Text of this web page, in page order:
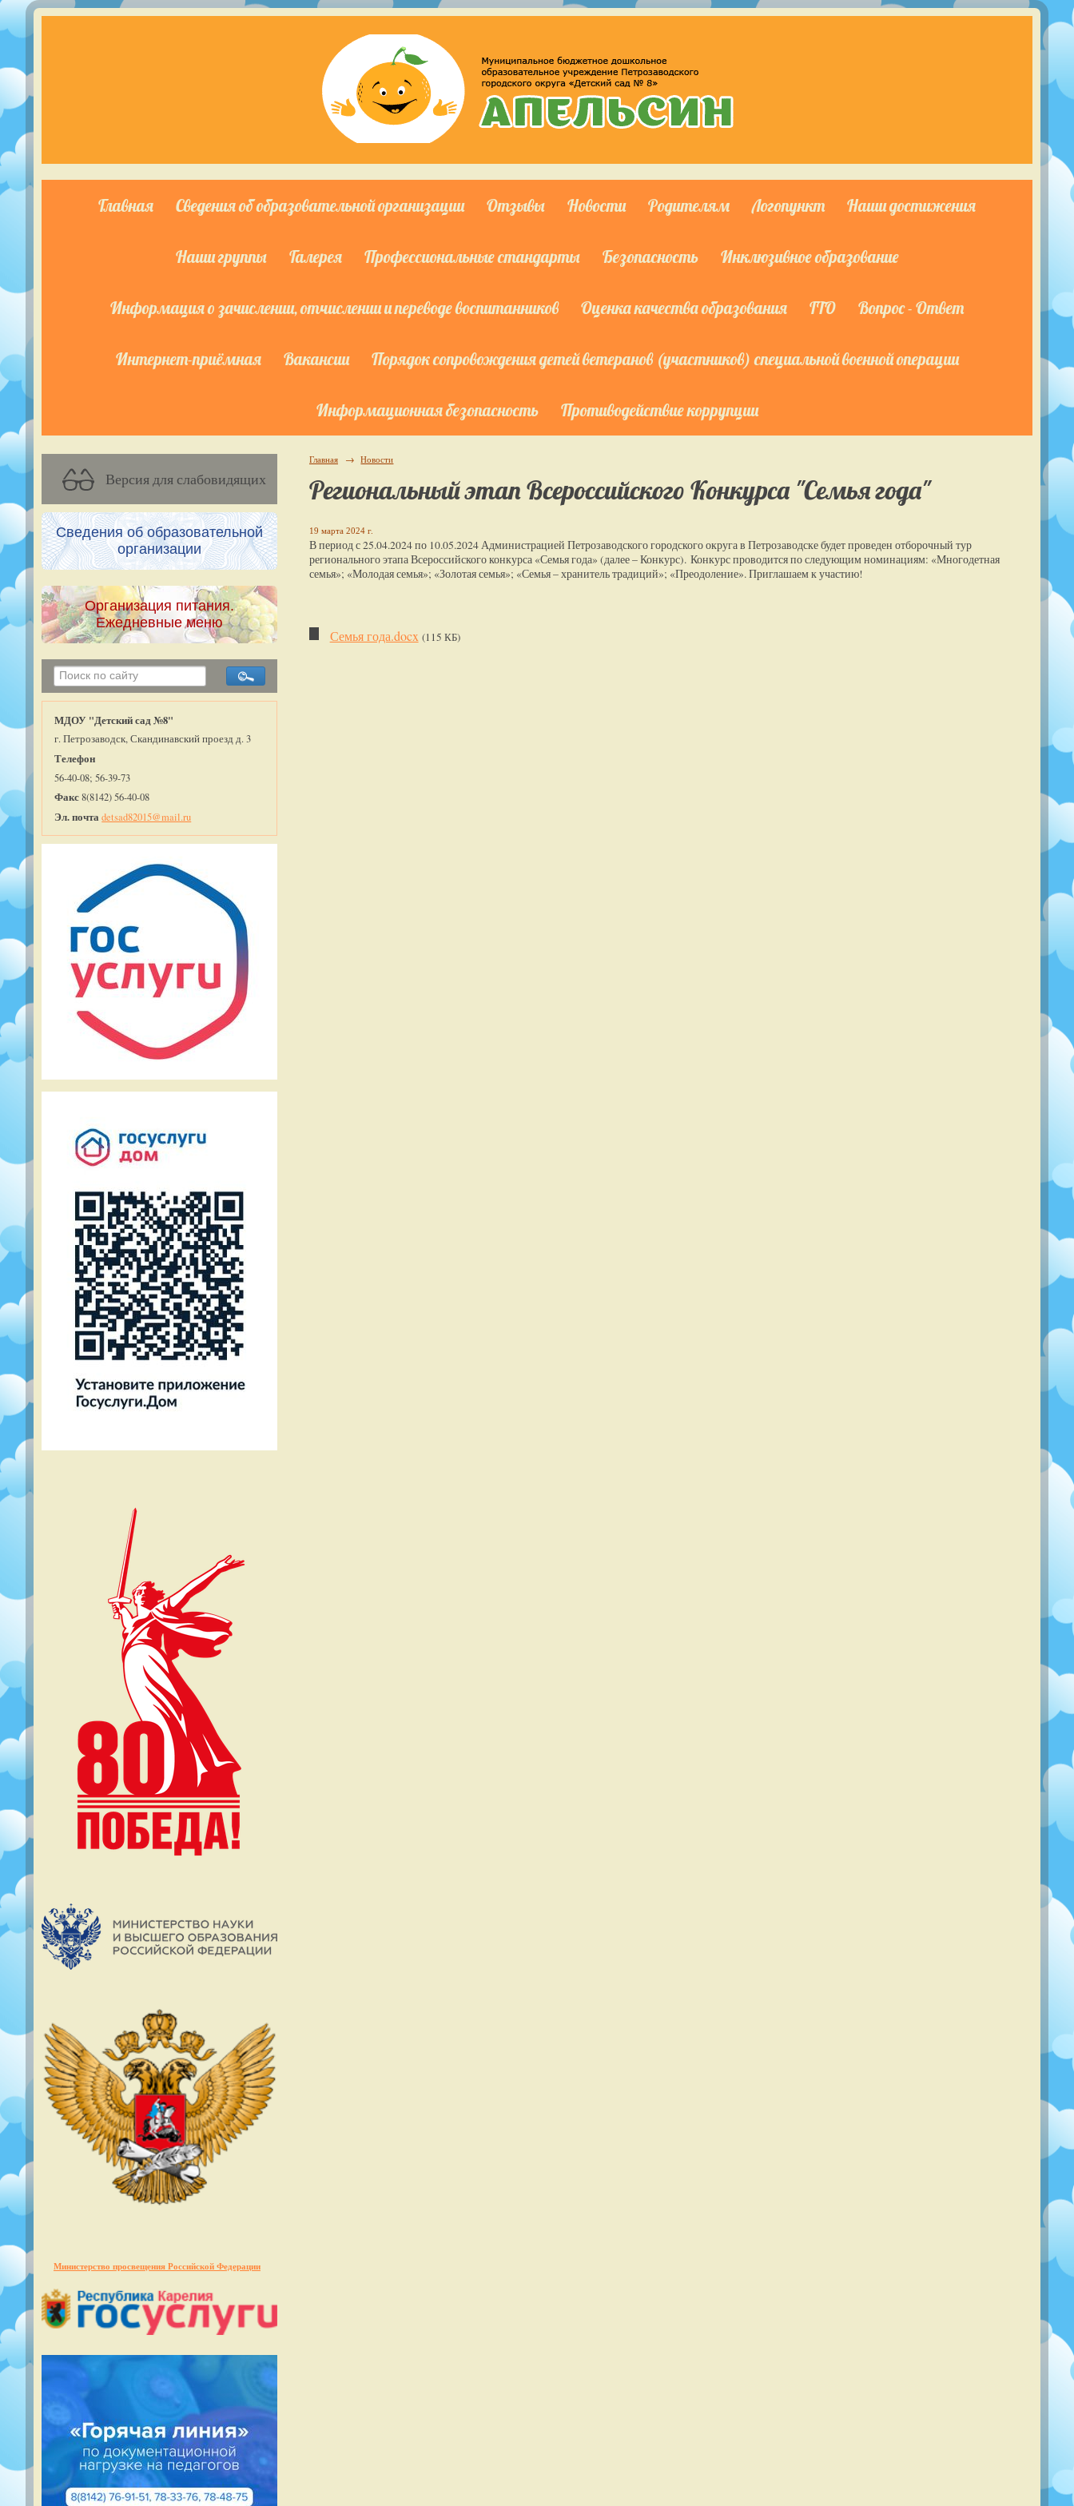
Главная Сведения об образовательной организации Отзывы Новости Родителям Логопункт Наши достижения
Наши группы Галерея Профессиональные стандарты Безопасность Инклюзивное образование
Информация о зачислении, отчислении и переводе воспитанников Оценка качества образования ГТО Вопрос - Ответ
Интернет-приёмная Вакансии Порядок сопровождения детей ветеранов (участников) специальной военной операции
Информационная безопасность Противодействие коррупции
Версия для слабовидящих
Сведения об образовательной
организации
Организация питания.
Ежедневные меню
МДОУ "Детский сад №8"
г. Петрозаводск, Скандинавский проезд д. 3
Телефон
56-40-08; 56-39-73
Факс8(8142) 56-40-08
Эл. почта detsad82015@mail.ru
Министерство просвещения Российской Федерации
Главная → Новости
Региональный этап Всероссийского Конкурса "Семья года"
19 марта 2024 г.
В период с 25.04.2024 по 10.05.2024 Администрацией Петрозаводского городского округа в Петрозаводске будет проведен отборочный тур
регионального этапа Всероссийского конкурса «Семья года» (далее – Конкурс). Конкурс проводится по следующим номинациям: «Многодетная
семья»; «Молодая семья»; «Золотая семья»; «Семья – хранитель традиций»; «Преодоление». Приглашаем к участию!
Семья года.docx (115 КБ)